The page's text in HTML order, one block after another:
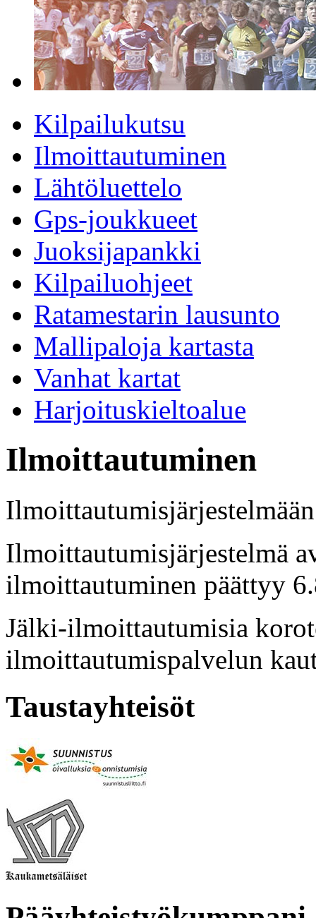
Kilpailukutsu
Ilmoittautuminen
Lähtöluettelo
Gps-joukkueet
Juoksijapankki
Kilpailuohjeet
Ratamestarin lausunto
Mallipaloja kartasta
Vanhat kartat
Harjoituskieltoalue
Ilmoittautuminen
Ilmoittautumisjärjestelmä
ilmoittautuminen päättyy
Jälki-ilmoittautumisia
ilmoittautumispalvelun
Taustayhteisöt